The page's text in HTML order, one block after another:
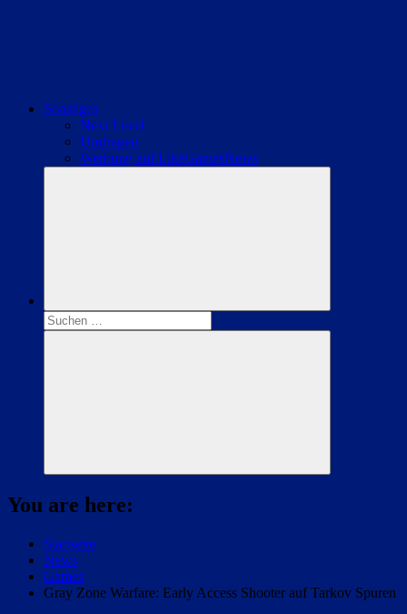
Sonstiges
Next Level
Umfragen
Werbung auf LikeGamesNews
Suchen
nach:
Suchen
You are here:
Startseite
News
Games
Gray Zone Warfare: Early Access Shooter auf Tarkov Spuren